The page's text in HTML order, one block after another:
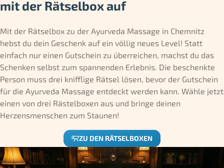
mit der Rätselbox auf
Mit der Rätselbox zu der Ayurveda Massage in Chemnitz
hebst du dein Geschenk auf ein völlig neues Level! Statt
einfach nur einen Gutschein zu überreichen, machst du das
Schenken selbst zum spannenden Erlebnis. Die beschenkte
Person muss drei knifflige Rätsel lösen, bevor der Gutschein
für die Ayurveda Massage entdeckt werden kann. Wähle jetzt
einen von drei Rästelboxen aus und bringe deinen
Herzensmenschen zum Staunen!
ZU DEN RÄTSELBOXEN